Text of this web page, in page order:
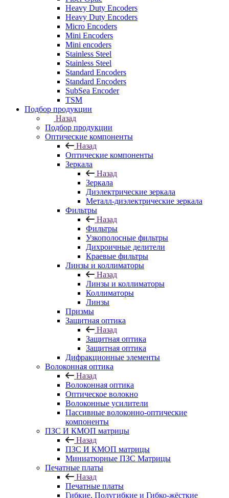
Heavy Duty Encoders
Heavy Duty Encoders
Micro Encoders
Mini Encoders
Mini encoders
Stainless Steel
Stainless Steel
Standard Encoders
Standard Encoders
SubSea Encoder
TSM
Подбор продукции
Назад
Подбор продукции
Оптические компоненты
Назад
Оптические компоненты
Зеркала
Назад
Зеркала
Диэлектрические зеркала
Металл-диэлектрические зеркала
Фильтры
Назад
Фильтры
Узкополосные фильтры
Дихроичные делители
Краевые фильтры
Линзы и коллиматоры
Назад
Линзы и коллиматоры
Коллиматоры
Линзы
Призмы
Защитная оптика
Назад
Защитная оптика
Защитная оптика
Дифракционные элементы
Волоконная оптика
Назад
Волоконная оптика
Оптическое волокно
Волоконные усилители
Пассивные волоконно-оптические
компоненты
ПЗС И КМОП матрицы
Назад
ПЗС И КМОП матрицы
Миниатюрные ПЗС Матрицы
Печатные платы
Назад
Печатные платы
Гибкие, Полугибкие и Гибко-жёсткие